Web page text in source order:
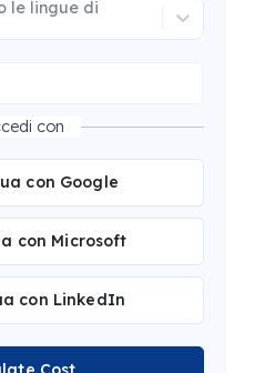
le lingue di
con
con Google
con Microsoft
con LinkedIn